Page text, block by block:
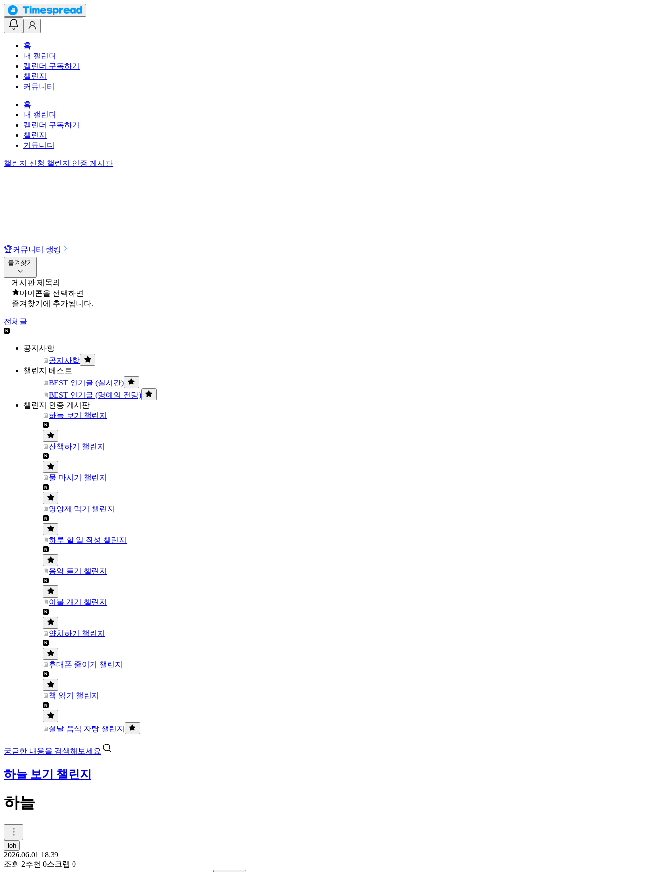
홈
내 캘린더
캘린더 구독하기
챌린지
커뮤니티
홈
내 캘린더
캘린더 구독하기
챌린지
커뮤니티
챌린지 신청 챌린지 인증 게시판
🏆커뮤니티 랭킹
즐겨찾기
게시판 제목의
아이콘을 선택하면
즐겨찾기에 추가됩니다.
전체글
공지사항
공지사항
챌린지 베스트
BEST 인기글 (실시간)
BEST 인기글 (명예의 전당)
챌린지 인증 게시판
하늘 보기 챌린지
산책하기 챌린지
물 마시기 챌린지
영양제 먹기 챌린지
하루 할 일 작성 챌린지
음악 듣기 챌린지
이불 개기 챌린지
양치하기 챌린지
휴대폰 줄이기 챌린지
책 읽기 챌린지
설날 음식 자랑 챌린지
궁금한 내용을 검색해보세요
하늘 보기 챌린지
하늘
loh
2026.06.01 18:39
조회 2추천 0스크랩 0